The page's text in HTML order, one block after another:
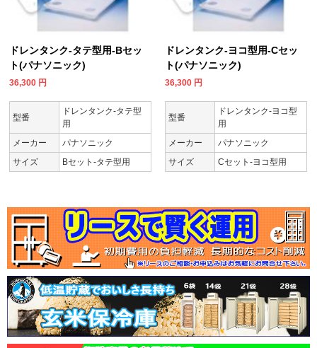
ドレンタンク-タテ型用-Bセッ
ト(パナソニック)
36,300 円
型番
ドレンタンク-タテ型
用
メーカー
パナソニック
サイズ
Bセット-タテ型用
ドレンタンク-ヨコ型用-Cセッ
ト(パナソニック)
36,300 円
型番
ドレンタンク-ヨコ型
用
メーカー
パナソニック
サイズ
Cセット-ヨコ型用